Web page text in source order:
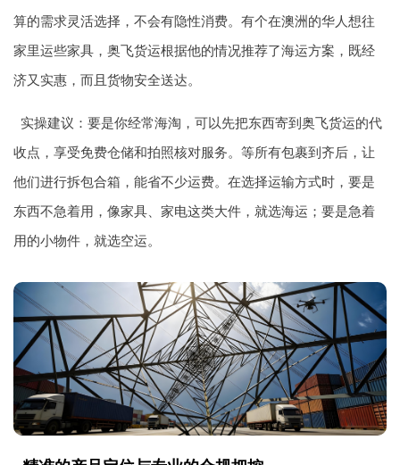
算的需求灵活选择，不会有隐性消费。有个在澳洲的华人想往
家里运些家具，奥飞货运根据他的情况推荐了海运方案，既经
济又实惠，而且货物安全送达。
实操建议：要是你经常海淘，可以先把东西寄到奥飞货运的代
收点，享受免费仓储和拍照核对服务。等所有包裹到齐后，让
他们进行拆包合箱，能省不少运费。在选择运输方式时，要是
东西不急着用，像家具、家电这类大件，就选海运；要是急着
用的小物件，就选空运。